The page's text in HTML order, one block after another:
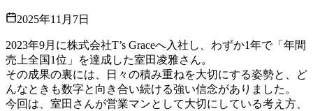
2025年11月7日
2023年9月に株式会社T’s Graceへ入社し、わずか1年で「年間
売上全国1位」を達成した室田凌雅さん。
その成果の裏には、日々の積み重ねを大切にする姿勢と、ど
んなときも数字と向き合い続ける強い信念がありました。
今回は、室田さんが営業マンとして大切にしている考え方、